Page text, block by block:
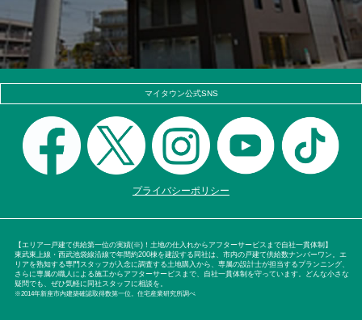
マイタウン公式SNS
プライバシーポリシー
【エリア一戸建て供給第一位の実績(※)！土地の仕入れからアフターサービスまで自社一貫体制】
東武東上線・西武池袋線沿線で年間約200棟を建設する同社は、市内の戸建て供給数ナンバーワン。エ
リアを熟知する専門スタッフが入念に調査する土地購入から、専属の設計士が担当するプランニング、
さらに専属の職人による施工からアフターサービスまで、自社一貫体制を守っています。どんな小さな
疑問でも、ぜひ気軽に同社スタッフに相談を。
※2014年新座市内建築確認取得数第一位。住宅産業研究所調べ